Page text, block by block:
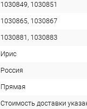
1030849, 1030851
1030865, 1030867
1030881, 1030883
Ирис
Россия
Прямая
Стоимость доставки